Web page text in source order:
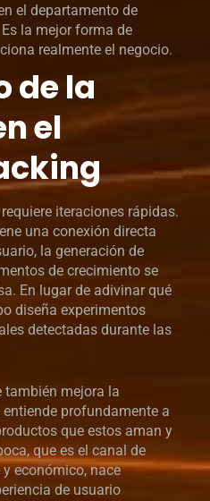
el departamento de
la mejor forma de
realmente el negocio.
de la
el
iteraciones rápidas.
una conexión directa
la generación de
de crecimiento se
En lugar de adivinar qué
diseña experimentos
detectadas durante las
también mejora la
profundamente a
que estos aman y
que es el canal de
económico, nace
de usuario